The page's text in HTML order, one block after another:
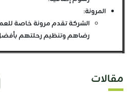
المرونة:
رضاهم وتنظيم رحلتهم
مقالات